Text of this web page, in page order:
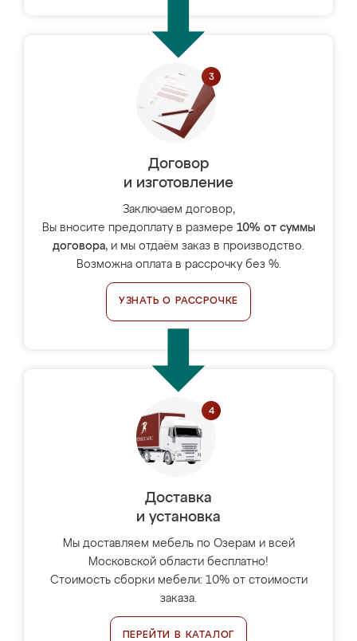
Договор
и изготовление
Заключаем договор,
Вы вносите предоплату в размере 10% от суммы
договора, и мы отдаём заказ в производство.
Возможна оплата в рассрочку без %.
УЗНАТЬ О РАССРОЧКЕ
Доставка
и установка
Мы доставляем мебель по Озерам и всей
Московской области бесплатно!
Стоимость сборки мебели: 10% от стоимости
заказа.
ПЕРЕЙТИ В КАТАЛОГ